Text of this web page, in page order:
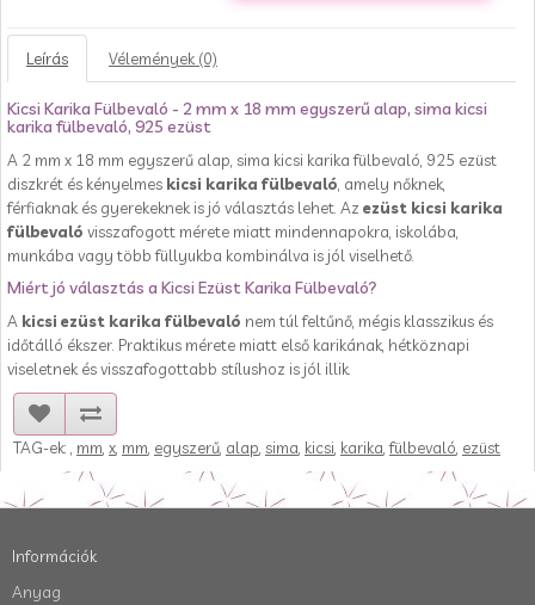
Leírás Vélemények (0)
Kicsi Karika Fülbevaló - 2 mm x 18 mm egyszerű alap, sima kicsi
karika fülbevaló, 925 ezüst
A 2 mm x 18 mm egyszerű alap, sima kicsi karika fülbevaló, 925 ezüst
diszkrét és kényelmes kicsi karika fülbevaló , amely nőknek,
férfiaknak és gyerekeknek is jó választás lehet. Az ezüst kicsi karika
fülbevaló visszafogott mérete miatt mindennapokra, iskolába,
munkába vagy több füllyukba kombinálva is jól viselhető.
Miért jó választás a Kicsi Ezüst Karika Fülbevaló?
A kicsi ezüst karika fülbevaló nem túl feltűnő, mégis klasszikus és
időtálló ékszer. Praktikus mérete miatt első karikának, hétköznapi
viseletnek és visszafogottabb stílushoz is jól illik.
TAG-ek: mm x mm egyszerű alap sima kicsi karika ,fülbevaló ezüst
Információk
Anyag